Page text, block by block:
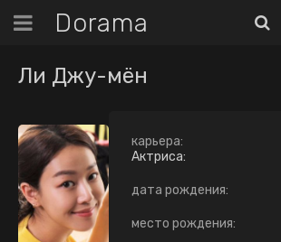
Dorama
Ли Джу-мён
карьера:
Актриса:
дата рождения:
место рождения: